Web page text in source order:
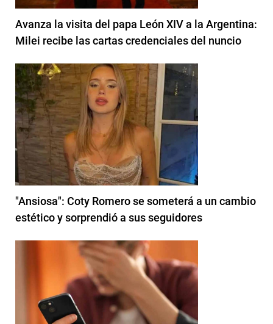
Avanza la visita del papa León XIV a la Argentina:
Milei recibe las cartas credenciales del nuncio
"Ansiosa": Coty Romero se someterá a un cambio
estético y sorprendió a sus seguidores